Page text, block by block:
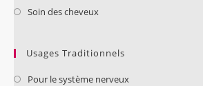
Soin des cheveux
Usages Traditionnels
Pour le système nerveux